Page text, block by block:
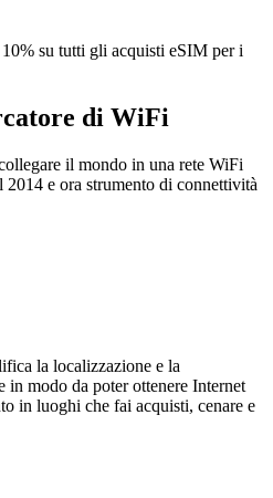
su tutti gli acquisti eSIM per i
di WiFi
il mondo in una rete WiFi
e ora strumento di connettività
la localizzazione e la
in modo da poter ottenere Internet
in luoghi che fai acquisti, cenare e